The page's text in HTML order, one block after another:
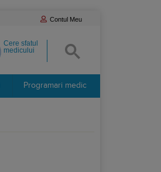
Contul Meu
Cere sfatul
medicului
Programari medic